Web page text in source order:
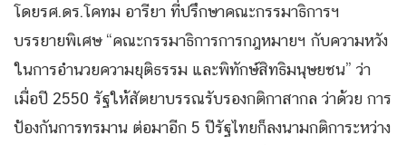
โดยรศ.ดร.โคทม อารียา ที่ปรึกษาคณะกรรมาธิการฯ
บรรยายพิเศษ “คณะกรรมาธิการการกฎหมายฯ กับความหวัง
ในการอำนวยความยุติธรรม และพิทักษ์สิทธิมนุษยชน” ว่า
เมื่อปี 2550 รัฐให้สัตยาบรรณรับรองกติกาสากล ว่าด้วย การ
ป้องกันการทรมาน ต่อมาอีก 5 ปีรัฐไทยก็ลงนามกติการะหว่าง